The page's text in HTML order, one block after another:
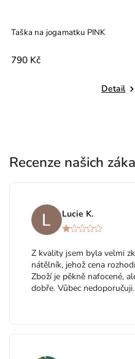
GINKGO. Korkový blok na
490 Kč
Recenze našich
Lucie K.
Z kvality jsem byla velmi
nátělník, jehož cena
Zboží je pěkně nafocené,
dobře. Vůbec nedoporučuji.